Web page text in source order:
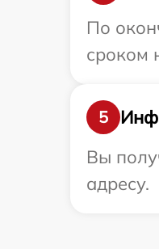
По
сроком
5
Вы
адресу.